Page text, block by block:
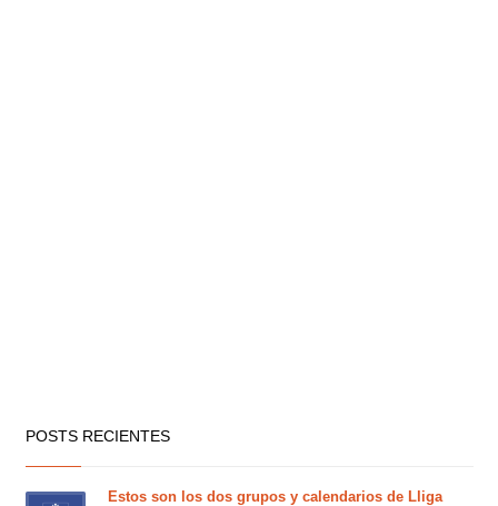
POSTS RECIENTES
Estos son los dos grupos y calendarios de Lliga